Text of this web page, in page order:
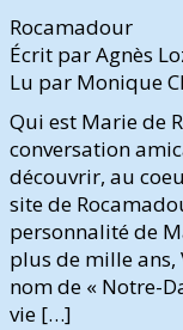
Rocamadour
Écrit par Agnès
Lu par Monique
Qui est Marie de
conversation
découvrir, au
site de
personnalité de
plus de mille ans,
nom de « Notre-
vie […]